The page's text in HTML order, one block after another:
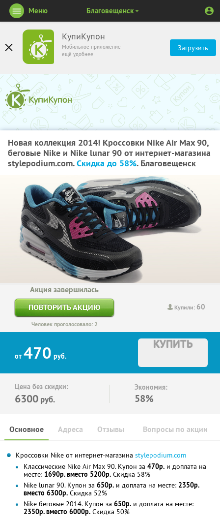
КупиКупон
Мобильное приложение
ещё удобнее
Загрузить
Меню Благовещенск
Новая коллекция 2014! Кроссовки Nike Air Max 90,
беговые Nike и Nike lunar 90 от интернет-магазина
stylepodium.com.Скидка до 58%. Благовещенск
Купили: 60
Акция завершилась
ПОВТОРИТЬ АКЦИЮ
Человек проголосовало: 2
от 470 руб.
КУПИТЬ
Цена без скидки:
6300 руб.
Экономия:
58%
Основное Отзывы Вопросы по акции
Адреса
Кроссовки Nike от интернет-магазина stylepodium.com
Классические Nike Air Max 90. Купон за 470р. и доплата на
месте: 1690р. вместо 5200р. Скидка 58%
Nike lunar 90. Купон за 650р. и доплата на месте: 2350р.
вместо 6300р. Скидка 52%
Nike беговые 2014. Купон за 650р. и доплата на месте:
2350р. вместо 6000р. Скидка 50%